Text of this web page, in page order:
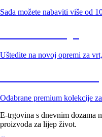
Sada možete nabaviti više od
Uštedite na novoj opremi za
Odabrane premium kolekcije
E-trgovina s dnevnim dozama
proizvoda za lijep život.